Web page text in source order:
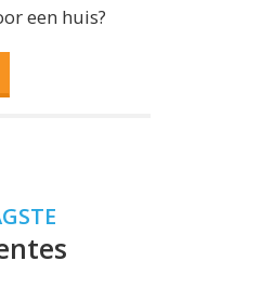
een huis?